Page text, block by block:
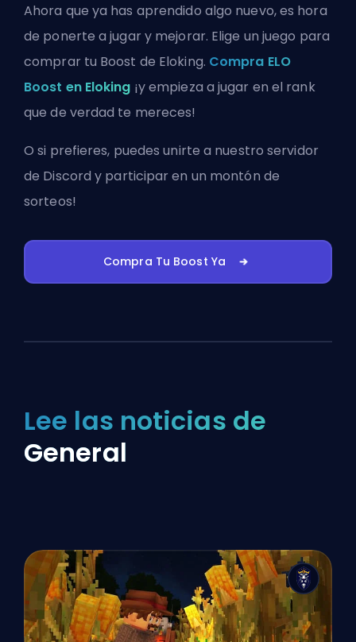
Ahora que ya has aprendido algo nuevo, es hora
de ponerte a jugar y mejorar. Elige un juego para
comprar tu Boost de Eloking. Compra ELO
Boost en Eloking ¡y empieza a jugar en el rank
que de verdad te mereces!
O si prefieres, puedesunirte a nuestro servidor
de Discord y participar en un montón de
sorteos!
Compra Tu Boost Ya
Lee las noticias de
General